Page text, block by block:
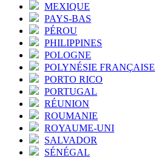
MEXIQUE
PAYS-BAS
PÉROU
PHILIPPINES
POLOGNE
POLYNÉSIE FRANÇAISE
PORTO RICO
PORTUGAL
RÉUNION
ROUMANIE
ROYAUME-UNI
SALVADOR
SÉNÉGAL